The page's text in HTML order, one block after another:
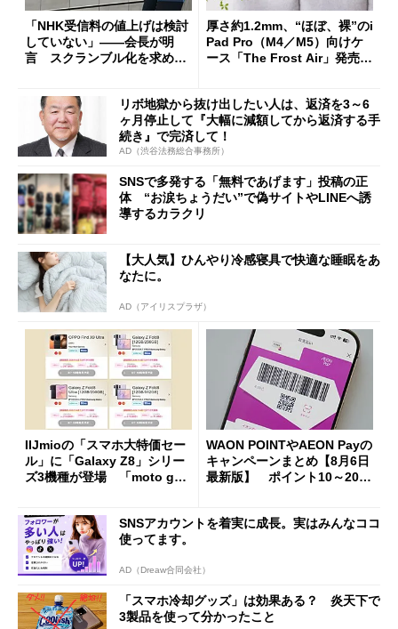
「NHK受信料の値上げは検討
していない」――会長が明
言 スクランブル化を求める
厚さ約1.2mm、“ほぼ、裸”のi
Pad Pro（M4／M5）向けケ
ース「The Frost Air」発売
リボ地獄から抜け出したい人は、返済を3～6
ヶ月停止して『大幅に減額してから返済する手
続き』で完済して！
AD（渋谷法務総合事務所）
SNSで多発する「無料であげます」投稿の正
体 “お涙ちょうだい”で偽サイトやLINEへ誘
導するカラクリ
【大人気】ひんやり冷感寝具で快適な睡眠をあ
なたに。
AD（アイリスプラザ）
IIJmioの「スマホ大特価セー
ル」に「Galaxy Z8」シリー
ズ3機種が登場 「moto g37
WAON POINTやAEON Payの
キャンペーンまとめ【8月6日
最新版】 ポイント10～20倍
SNSアカウントを着実に成長。実はみんなココ
使ってます。
AD（Dreaw合同会社）
「スマホ冷却グッズ」は効果ある？ 炎天下で
3製品を使って分かったこと